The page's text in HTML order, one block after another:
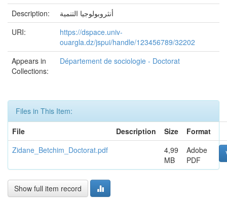
Description:
أنثروبولوجيا التنمية
URI:
https://dspace.univ-
ouargla.dz/jspui/handle/123456789/32202
Appears in
Collections:
Département de sociologie - Doctorat
Files in This Item:
File
Description Size
Format
Zidane_Betchim_Doctorat.pdf
4,99
MB
Adobe
PDF
Show full item record